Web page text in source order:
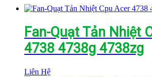
Fan-Quạt Tản Nhiệt
4738 4738g 4738zg
Liên Hệ